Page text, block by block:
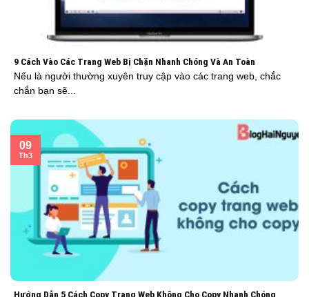
9 Cách Vào Các Trang Web Bị Chặn Nhanh Chóng Và An Toàn
Nếu là người thường xuyên truy cập vào các trang web, chắc
chắn bạn sẽ...
Hướng Dẫn 5 Cách Copy Trang Web Không Cho Copy Nhanh Chóng
09
Th3